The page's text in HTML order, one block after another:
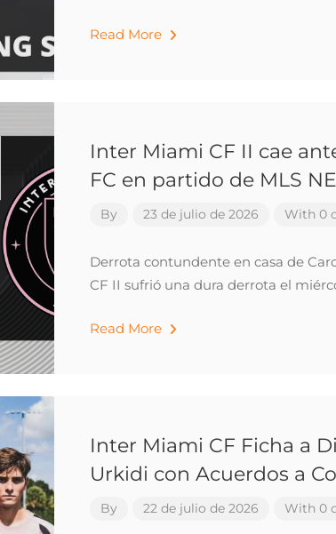
Read More
Inter Miami CF II cae
FC en partido de MLS
By 23 de julio de 2026 With 0
Derrota contundente en casa de
CF II sufrió una dura derrota el
Read More
Inter Miami CF Ficha a
Urkidi con Acuerdos a
By 22 de julio de 2026 With 0